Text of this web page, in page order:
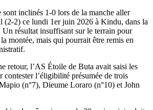
inclinés 1-0 lors de la manche aller
(2-2) ce lundi 1er juin 2026 à Kindu, dans la
résultat insuffisant sur le terrain pour
montée, mais qui pourrait être remis en
retour, l’AS Étoile de Buta avait saisi les
contester l’éligibilité présumée de trois
(n°7), Dieume Loraro (n°10) et John